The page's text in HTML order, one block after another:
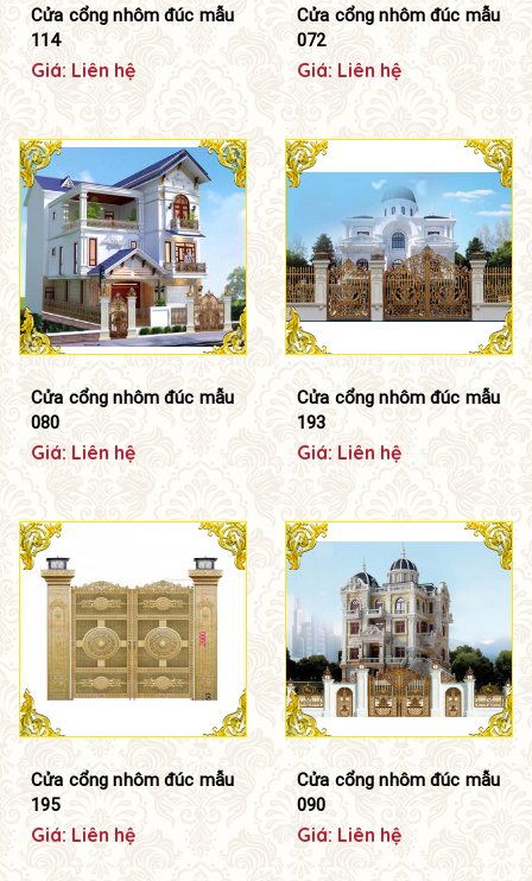
Cửa cổng nhôm đúc mẫu
114
Giá: Liên hệ
Cửa cổng nhôm đúc mẫu
072
Giá: Liên hệ
Cửa cổng nhôm đúc mẫu
080
Giá: Liên hệ
Cửa cổng nhôm đúc mẫu
193
Giá: Liên hệ
Cửa cổng nhôm đúc mẫu
195
Giá: Liên hệ
Cửa cổng nhôm đúc mẫu
090
Giá: Liên hệ